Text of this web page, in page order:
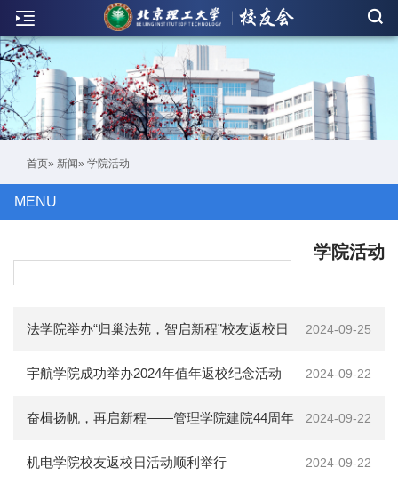
闻
联
络
动
首页» 新闻» 学院活动
MENU
学院活动
2024-09-25
法学院举办“归巢法苑，智启新程”校友返校日
活动 2024-09-22
宇航学院成功举办2024年值年返校纪念活动
2024-09-22
奋楫扬帆，再启新程——管理学院建院44周年
系列活动圆满结束 2024-09-22
机电学院校友返校日活动顺利举行